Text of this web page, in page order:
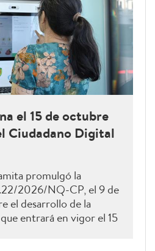
el 15 de octubre
Ciudadano Digital
promulgó la
2026/NQ-CP, el 9 de
el desarrollo de la
entrará en vigor el 15